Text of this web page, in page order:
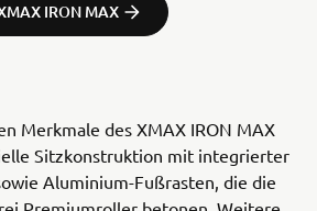
IRON MAX
Merkmale des XMAX IRON MAX
Sitzkonstruktion mit integrierter
Aluminium-Fußrasten, die die